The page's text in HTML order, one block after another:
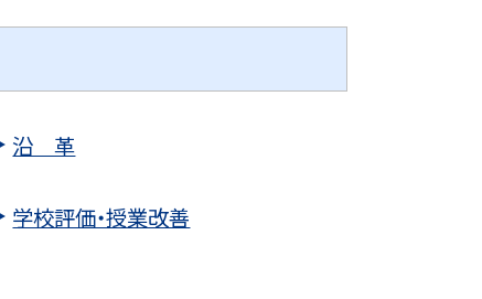
沿 革
学校評価・授業改善